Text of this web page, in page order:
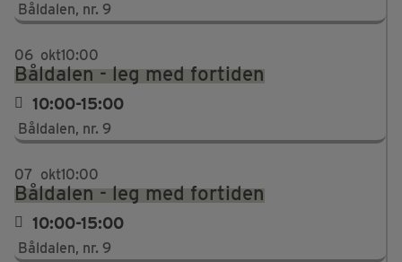
Båldalen, nr. 9
06 okt10:00
Båldalen - leg med fortiden
10:00-15:00
Båldalen, nr. 9
07 okt10:00
Båldalen - leg med fortiden
10:00-15:00
Båldalen, nr. 9